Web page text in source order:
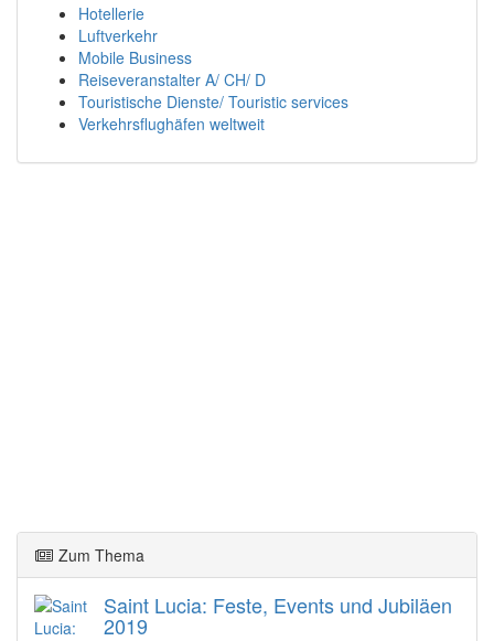
Hotellerie
Luftverkehr
Mobile Business
Reiseveranstalter A/ CH/ D
Touristische Dienste/ Touristic services
Verkehrsflughäfen weltweit
Zum Thema
Saint Lucia: Feste, Events und Jubiläen
2019